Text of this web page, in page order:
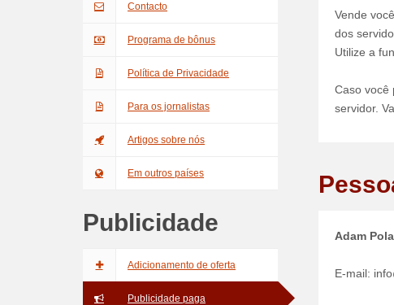
Contacto
Programa de bônus
Política de Privacidade
Para os jornalistas
Artigos sobre nós
Em outros países
Publicidade
Adicionamento de oferta
Publicidade paga
Vende
dos
Utilize a
Caso você
servidor.
Adam
E-mail: